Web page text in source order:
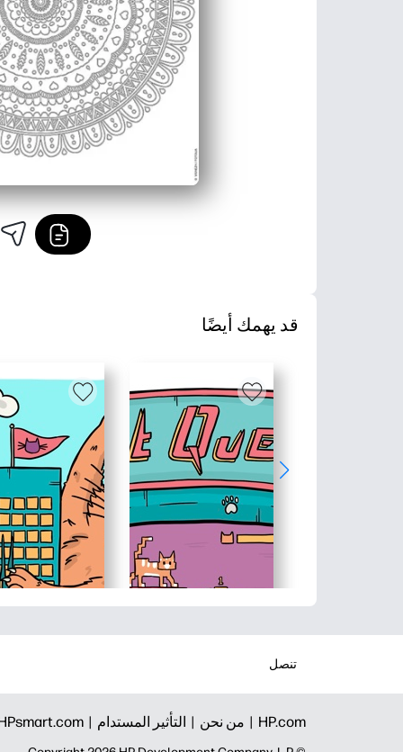
قد يهمك أيضًا
تنصل
HP.com | من نحن | التأثير المستدام | |